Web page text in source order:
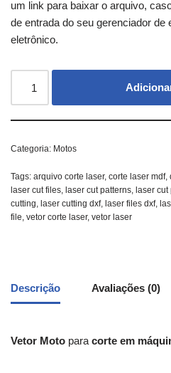
um link para baixar o arquivo,
de entrada do seu gerenciador de
eletrônico.
Categoria: Motos
Tags: arquivo corte laser, corte laser mdf,
laser cut files, laser cut patterns, laser
cutting, laser cutting dxf, laser files dxf,
file, vetor corte laser, vetor laser
Descrição Avaliações (0)
Vetor Moto para corte em